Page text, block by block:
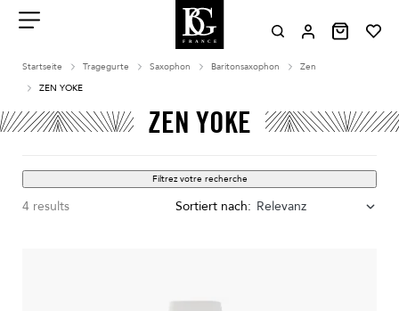
contenu
Startseite Tragegurte Saxophon Baritonsaxophon
Zen
ZEN YOKE
ZEN YOKE
Filtrez votre recherche
4 results Sortiert nach: Relevanz